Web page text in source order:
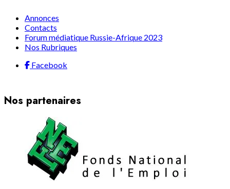
Annonces
Contacts
Forum médiatique Russie-Afrique 2023
Nos Rubriques
Facebook
Nos partenaires